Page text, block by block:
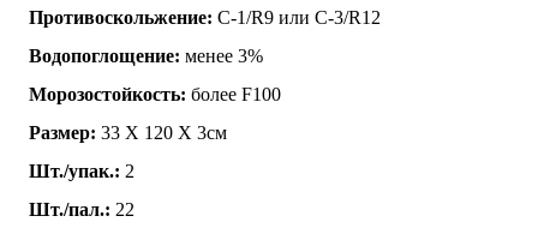
Противоскольжение: C-1/R9 или C-3/R12
Водопоглощение: менее 3%
Морозостойкость: более F100
Размер: 33 Х 120 Х 3см
Шт./упак.: 2
Шт./пал.: 22